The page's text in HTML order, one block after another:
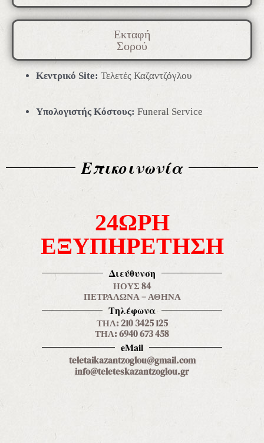
Εκταφή
Σορού
Κεντρικό Site: Τελετές Καζαντζόγλου
Υπολογιστής Κόστους: Funeral Service
Επικοινωνία
24ΩΡΗ
ΕΞΥΠΗΡΕΤΗΣΗ
Διεύθυνση
ΗΟΥΣ 84
ΠΕΤΡΑΛΩΝΑ – ΑΘΗΝΑ
Τηλέφωνα
ΤΗΛ: 210 3425 125
ΤΗΛ: 6940 673 458
eMail
teletaikazantzoglou@gmail.com
info@teleteskazantzoglou.gr